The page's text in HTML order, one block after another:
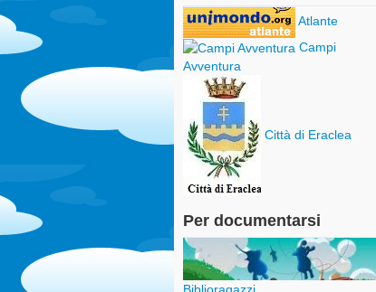
Atlante
Campi
Avventura
Città di Eraclea
Per documentarsi